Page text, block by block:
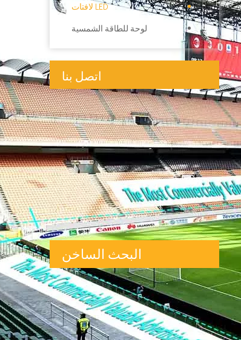
LED لافتات
لوحة للطاقة الشمسية
اتصل بنا

Chuangfeng Tech Park، باوان،
شنتشن، الصين

+8613926189820; +8615302206052
adhaiwell@adhaiwell.com

943036223
أدهايويل

+8615302206052
البحث الساخن
هيكل الإعلان في الهواء الطلق
لوحة
إعلانية خارجية
نظام إضاءة اللوحات
الإعلانية بالطاقة الشمسية
لوحة
الإعلانات الرقمية بقيادة الولايات المتحدة